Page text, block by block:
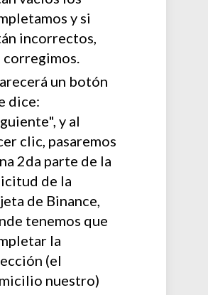
y si
incorrectos,
corregimos.
un botón
dice:
y al
clic, pasaremos
2da parte de la
de la
de Binance,
tenemos que
la
(el
nuestro)